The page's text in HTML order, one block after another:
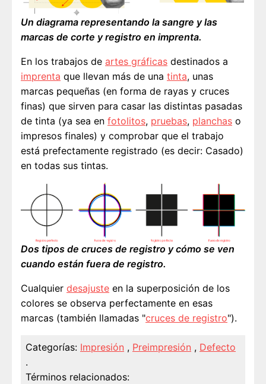
Un diagrama representando la sangre y las
marcas de corte y registro en imprenta.
En los trabajos de artes gráficas destinados a
imprenta que llevan más de una tinta, unas
marcas pequeñas (en forma de rayas y cruces
finas) que sirven para casar las distintas pasadas
de tinta (ya sea en fotolitos, pruebas, planchas o
impresos finales) y comprobar que el trabajo
está prefectamente registrado (es decir: Casado)
en todas sus tintas.
Dos tipos de cruces de registro y cómo se ven
cuando están fuera de registro.
Cualquier desajuste en la superposición de los
colores se observa perfectamente en esas
marcas (también llamadas "cruces de registro").
Categorías: Impresión , Preimpresión , Defecto
.
Términos relacionados: